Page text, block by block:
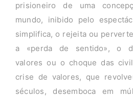
prisioneiro de uma
mundo, inibido pelo
simplifica, o rejeita ou
a «perda de sentido», o
valores ou o choque das
crise de valores, que
séculos, desemboca em